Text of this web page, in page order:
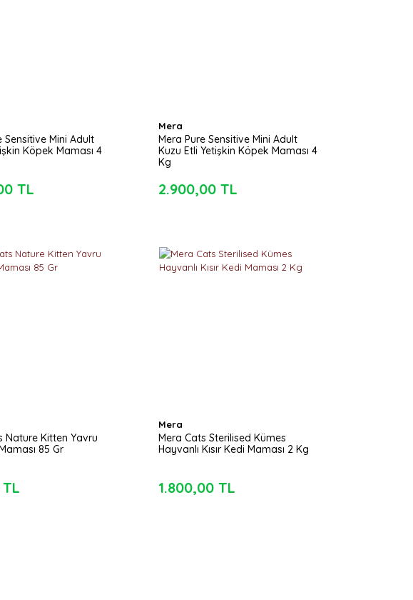
Sensitive Mini Adult
Köpek Maması 4
TL
Mera
Mera Pure Sensitive Mini Adult
Kuzu Etli Yetişkin Köpek Maması 4
Kg
2.900,00 TL
Nature Kitten Yavru
85 Gr
Mera
Mera Cats Sterilised Kümes
Hayvanlı Kısır Kedi Maması 2 Kg
1.800,00 TL